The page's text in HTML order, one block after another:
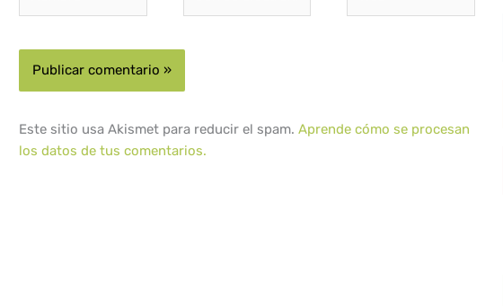
electrónico*
Este sitio usa Akismet para reducir el spam.Aprende cómo se procesan
los datos de tus comentarios.